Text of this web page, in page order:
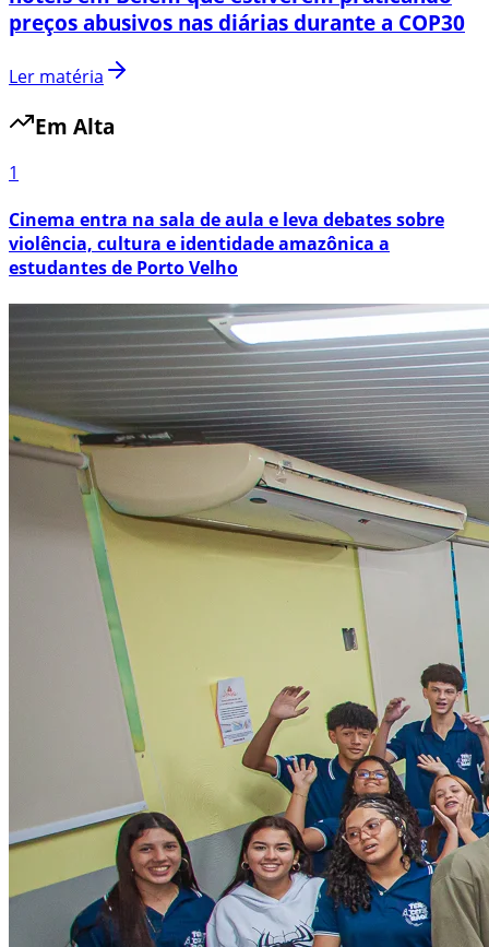
preços abusivos nas diárias durante a COP30
Ler matéria
Em Alta
1
Cinema entra na sala de aula e leva debates sobre
violência, cultura e identidade amazônica a
estudantes de Porto Velho